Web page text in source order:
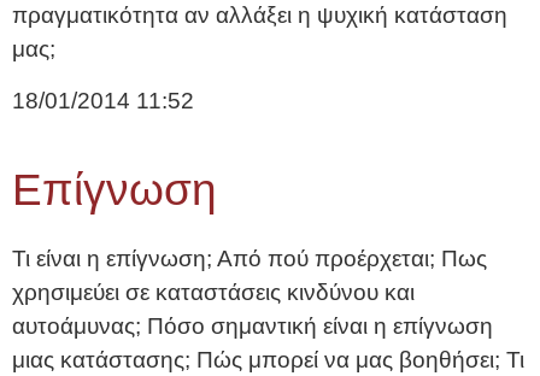
πραγματικότητα αν αλλάξει η ψυχική κατάσταση
μας;
18/01/2014 11:52
Επίγνωση
Τι είναι η επίγνωση; Από πού προέρχεται; Πως
χρησιμεύει σε καταστάσεις κινδύνου και
αυτοάμυνας; Πόσο σημαντική είναι η επίγνωση
μιας κατάστασης; Πώς μπορεί να μας βοηθήσει; Τι